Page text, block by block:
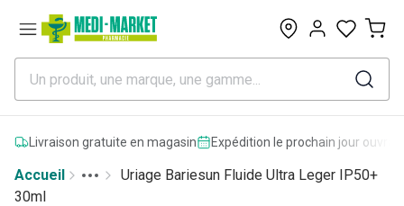
0
Livraison gratuite en magasin Expédition le prochain jour
Accueil
More
Toggle menu
Uriage Bariesun Fluide Ultra Leger IP50+
30ml